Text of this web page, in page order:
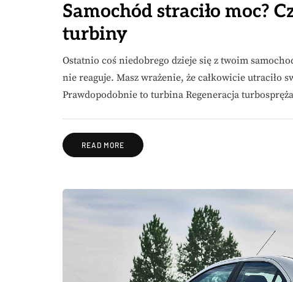
Samochód straciło moc?
turbiny
Ostatnio coś niedobrego dzieje się z twoim
nie reaguje. Masz wrażenie, że całkowicie utraciło
Prawdopodobnie to turbina Regeneracja
READ MORE